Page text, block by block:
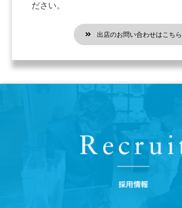
ださい。
出店のお問い合わせはこちら